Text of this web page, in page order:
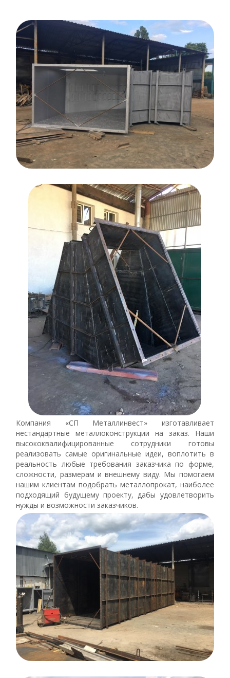
Компания «СП Металлинвест» изготавливает
нестандартные металлоконструкции на заказ. Наши
высококвалифицированные сотрудники готовы
реализовать самые оригинальные идеи, воплотить в
реальность любые требования заказчика по форме,
сложности, размерам и внешнему виду. Мы помогаем
нашим клиентам подобрать металлопрокат, наиболее
подходящий будущему проекту, дабы удовлетворить
нужды и возможности заказчиков.